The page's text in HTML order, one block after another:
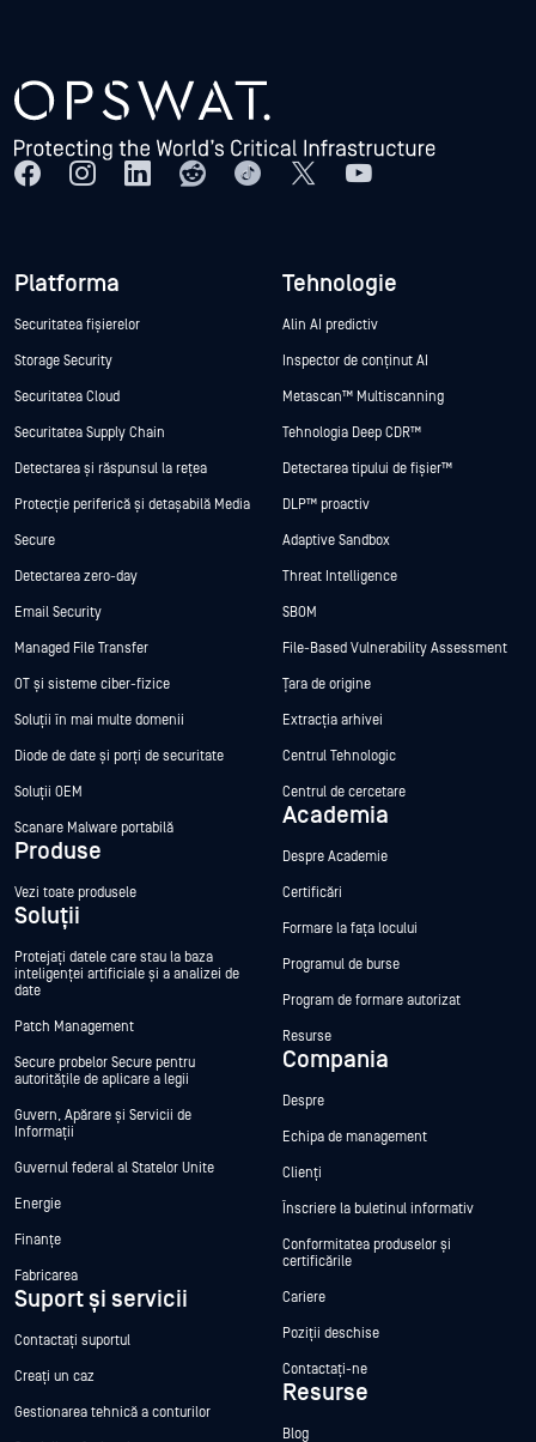
Platforma
Securitatea fișierelor
Storage Security
Securitatea Cloud
Securitatea Supply Chain
Detectarea și răspunsul la rețea
Protecție periferică și detașabilă Media
Secure
Detectarea zero-day
Email Security
Managed File Transfer
OT și sisteme ciber-fizice
Soluții în mai multe domenii
Diode de date și porți de securitate
Soluții OEM
Scanare Malware portabilă
Produse
Vezi toate produsele
Soluții
Protejați datele care stau la baza
inteligenței artificiale și a analizei de
date
Patch Management
Secure probelor Secure pentru
autoritățile de aplicare a legii
Guvern, Apărare și Servicii de
Informații
Guvernul federal al Statelor Unite
Energie
Finanțe
Fabricarea
Suport și servicii
Contactați suportul
Creați un caz
Gestionarea tehnică a conturilor
Tehnologie
Alin AI predictiv
Inspector de conținut AI
Metascan™ Multiscanning
Tehnologia Deep CDR™
Detectarea tipului de fișier™
DLP™ proactiv
Adaptive Sandbox
Threat Intelligence
SBOM
File-Based Vulnerability Assessment
Țara de origine
Extracția arhivei
Centrul Tehnologic
Centrul de cercetare
Academia
Despre Academie
Certificări
Formare la fața locului
Programul de burse
Program de formare autorizat
Resurse
Compania
Despre
Echipa de management
Clienți
Înscriere la buletinul informativ
Conformitatea produselor și
certificările
Cariere
Poziții deschise
Contactați-ne
Resurse
Blog